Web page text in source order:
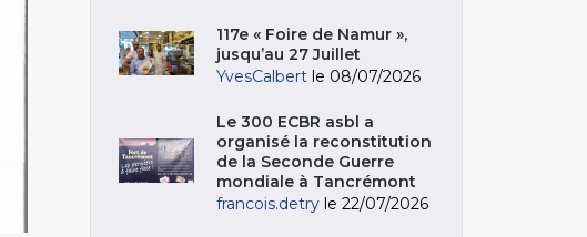
117e « Foire de Namur »,
jusqu’au 27 Juillet
YvesCalbert le 08/07/2026
Le 300 ECBR asbl a
organisé la reconstitution
de la Seconde Guerre
mondiale à Tancrémont
francois.detry le 22/07/2026